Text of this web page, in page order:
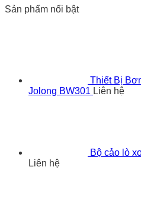
Sản phẩm nổi bật
Thiết Bị
Jolong BW301 Liên hệ
Bộ cảo lò
Liên hệ